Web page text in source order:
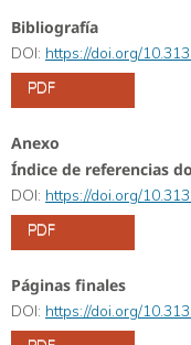
Bibliografía
DOI: https://doi.org/
PDF
Anexo
Índice de referencias
DOI: https://doi.org/
PDF
Páginas finales
DOI: https://doi.org/